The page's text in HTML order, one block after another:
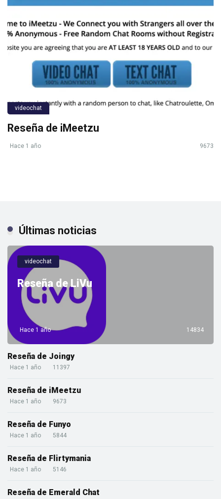
videochat
Reseña de iMeetzu
Hace 1 año 9673
Últimas noticias
videochat
Reseña de LiVu
Hace 1 año 14834
Reseña de Joingy
Hace 1 año 11397
Reseña de iMeetzu
Hace 1 año 9673
Reseña de Funyo
Hace 1 año 5844
Reseña de Flirtymania
Hace 1 año 5146
Reseña de Emerald Chat